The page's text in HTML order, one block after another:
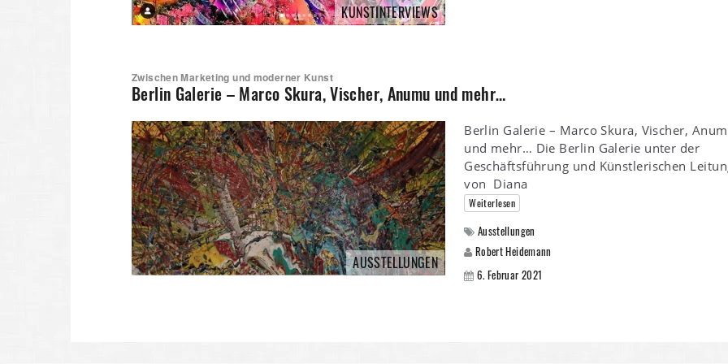
KUNSTINTERVIEWS
Zwischen Marketing und moderner Kunst
Berlin Galerie – Marco Skura, Vischer, Anumu und mehr…
AUSSTELLUNGEN
Berlin Galerie – Marco Skura, Vischer,
und mehr… Die Berlin Galerie unter der
Geschäftsführung und Künstlerischen
von Diana
Weiterlesen
Ausstellungen
Robert Heidemann
6. Februar 2021